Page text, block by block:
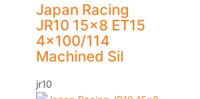
Japan Racing
JR10 15×8 ET15
4×100/114
Machined Sil
jr10